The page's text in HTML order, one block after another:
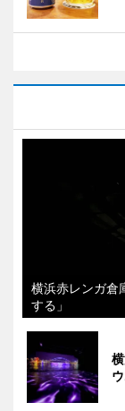
横浜赤レンガ倉
する」